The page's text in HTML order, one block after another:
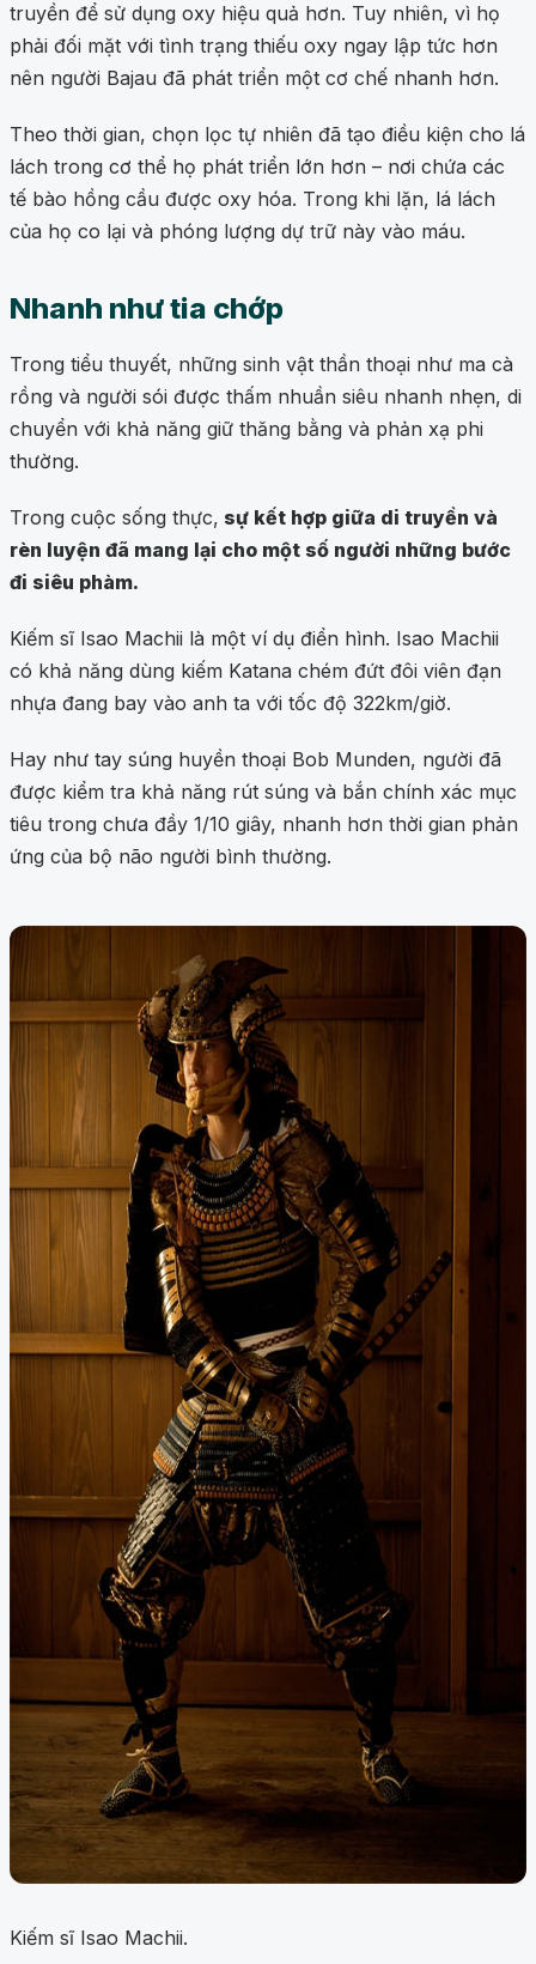
truyền để sử dụng oxy hiệu quả hơn. Tuy nhiên, vì họ
phải đối mặt với tình trạng thiếu oxy ngay lập tức hơn
nên người Bajau đã phát triển một cơ chế nhanh hơn.
Theo thời gian, chọn lọc tự nhiên đã tạo điều kiện cho lá
lách trong cơ thể họ phát triển lớn hơn – nơi chứa các
tế bào hồng cầu được oxy hóa. Trong khi lặn, lá lách
của họ co lại và phóng lượng dự trữ này vào máu.
Nhanh như tia chớp
Trong tiểu thuyết, những sinh vật thần thoại như ma cà
rồng và người sói được thấm nhuần siêu nhanh nhẹn, di
chuyển với khả năng giữ thăng bằng và phản xạ phi
thường.
Trong cuộc sống thực, sự kết hợp giữa di truyền và
rèn luyện đã mang lại cho một số người những bước
đi siêu phàm.
Kiếm sĩ Isao Machii là một ví dụ điển hình. Isao Machii
có khả năng dùng kiếm Katana chém đứt đôi viên đạn
nhựa đang bay vào anh ta với tốc độ 322km/giờ.
Hay như tay súng huyền thoại Bob Munden, người đã
được kiểm tra khả năng rút súng và bắn chính xác mục
tiêu trong chưa đầy 1/10 giây, nhanh hơn thời gian phản
ứng của bộ não người bình thường.
Kiếm sĩ Isao Machii.